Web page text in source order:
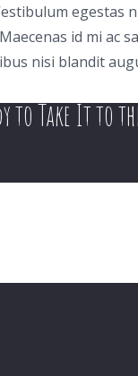
id mi ac
nisi blandit
to Take It to